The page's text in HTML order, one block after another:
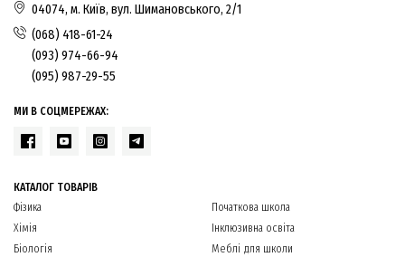
04074, м. Київ, вул. Шимановського, 2/1
(068) 418-61-24
(093) 974-66-94
(095) 987-29-55
МИ В СОЦМЕРЕЖАХ:
КАТАЛОГ ТОВАРІВ
Фізика
Хімія
Біологія
Початкова школа
Інклюзивна освіта
Меблі для школи